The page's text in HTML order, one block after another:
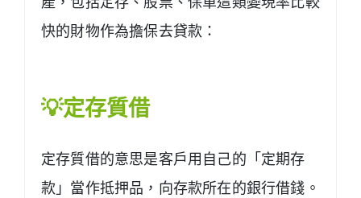
快的財物作為擔保去貸款：
💡定存質借
定存質借的意思是客戶用自己的「定期存
款」當作抵押品，向存款所在的銀行借錢。